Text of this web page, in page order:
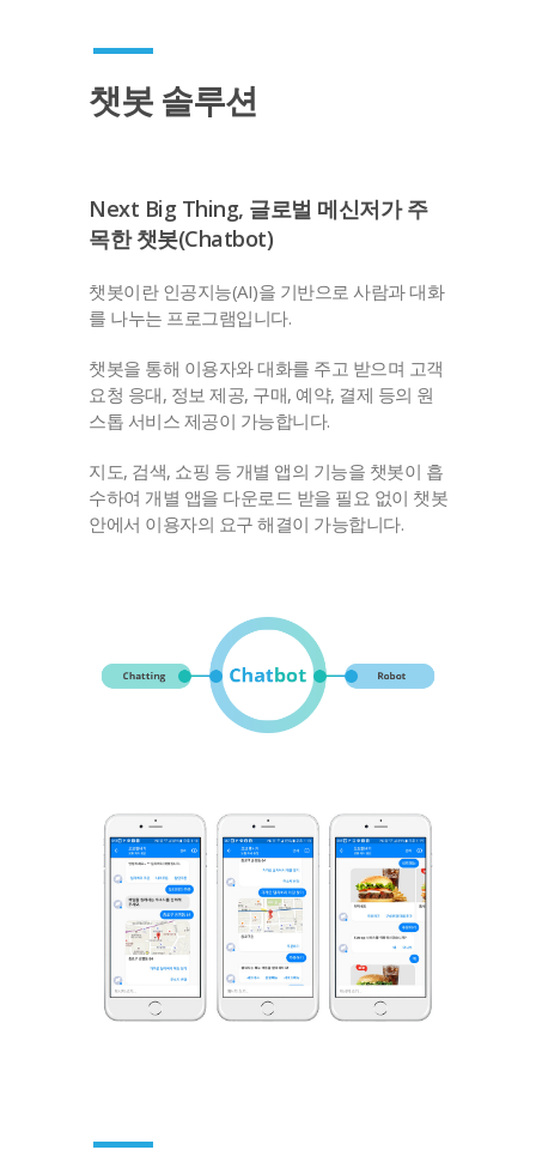
챗봇 솔루션
Next Big Thing, 글로벌 메신저가 주
목한 챗봇(Chatbot)
챗봇이란 인공지능(AI)을 기반으로 사람과 대화
를 나누는 프로그램입니다.
챗봇을 통해 이용자와 대화를 주고 받으며 고객
요청 응대, 정보 제공, 구매, 예약, 결제 등의 원
스톱 서비스 제공이 가능합니다.
지도, 검색, 쇼핑 등 개별 앱의 기능을 챗봇이 흡
수하여 개별 앱을 다운로드 받을 필요 없이 챗봇
안에서 이용자의 요구 해결이 가능합니다.